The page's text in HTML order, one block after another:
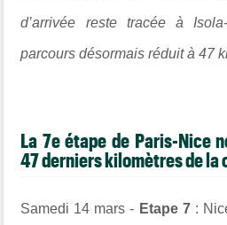
d’arrivée reste tracée à
parcours désormais réduit à 47
La 7e étape de Paris-Nice
47 derniers kilomètres de la
Samedi 14 mars - Etape 7: